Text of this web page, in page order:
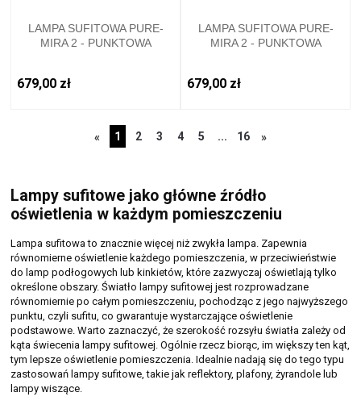
LAMPA SUFITOWA PURE-
MIRA 2 - PUNKTOWA
679,00 zł
LAMPA SUFITOWA PURE-
MIRA 2 - PUNKTOWA
679,00 zł
« 1 2 3 4 5 ... 16 »
Lampy sufitowe jako główne źródło
oświetlenia w każdym pomieszczeniu
Lampa sufitowa to znacznie więcej niż zwykła lampa. Zapewnia
równomierne oświetlenie każdego pomieszczenia, w przeciwieństwie
do lamp podłogowych lub kinkietów, które zazwyczaj oświetlają tylko
określone obszary. Światło lampy sufitowej jest rozprowadzane
równomiernie po całym pomieszczeniu, pochodząc z jego najwyższego
punktu, czyli sufitu, co gwarantuje wystarczające oświetlenie
podstawowe. Warto zaznaczyć, że szerokość rozsyłu światła zależy od
kąta świecenia lampy sufitowej. Ogólnie rzecz biorąc, im większy ten kąt,
tym lepsze oświetlenie pomieszczenia. Idealnie nadają się do tego typu
zastosowań lampy sufitowe, takie jak reflektory, plafony, żyrandole lub
lampy wiszące.